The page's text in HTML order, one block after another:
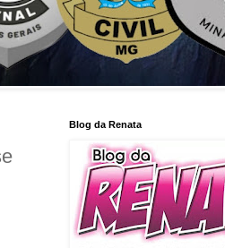
Blog da Renata